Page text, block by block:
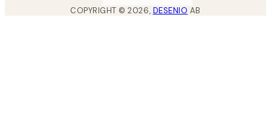
COPYRIGHT ©2026, DESENIO AB